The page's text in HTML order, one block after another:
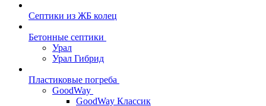
Септики из ЖБ колец
Бетонные септики
Урал
Урал Гибрид
Пластиковые погреба
GoodWay
GoodWay Классик